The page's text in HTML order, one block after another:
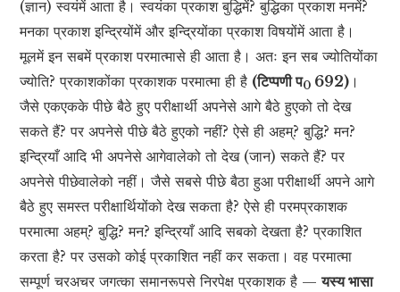
(ज्ञान) स्वयंमें आता है। स्वयंका प्रकाश बुद्धिमें? बुद्धिका प्रकाश मनमें?
मनका प्रकाश इन्द्रियोंमें और इन्द्रियोंका प्रकाश विषयोंमें आता है।
मूलमें इन सबमें प्रकाश परमात्मासे ही आता है। अतः इन सब ज्योतियोंका
ज्योति? प्रकाशकोंका प्रकाशक परमात्मा ही है (टिप्पणी प0 692) ।
जैसे एकएकके पीछे बैठे हुए परीक्षार्थी अपनेसे आगे बैठे हुएको तो देख
सकते हैं? पर अपनेसे पीछे बैठे हुएको नहीं? ऐसे ही अहम्? बुद्धि? मन?
इन्द्रियाँ आदि भी अपनेसे आगेवालेको तो देख (जान) सकते हैं? पर
अपनेसे पीछेवालेको नहीं। जैसे सबसे पीछे बैठा हुआ परीक्षार्थी अपने आगे
बैठे हुए समस्त परीक्षार्थियोंको देख सकता है? ऐसे ही परमप्रकाशक
परमात्मा अहम्? बुद्धि? मन? इन्द्रियाँ आदि सबको देखता है? प्रकाशित
करता है? पर उसको कोई प्रकाशित नहीं कर सकता। वह परमात्मा
सम्पूर्ण चरअचर जगत्का समानरूपसे निरपेक्ष प्रकाशक है —यस्य भासा